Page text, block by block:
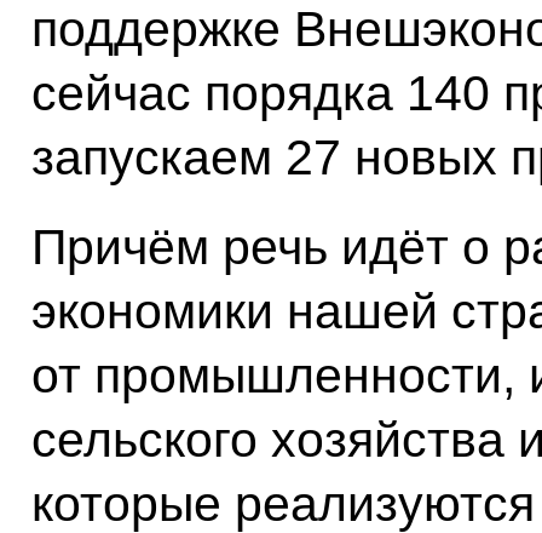
поддержке
сейчас порядка 140
запускаем 27 новых
Причём речь идёт о
экономики нашей
от промышленности,
сельского
которые